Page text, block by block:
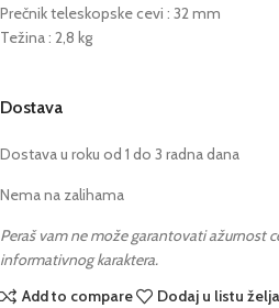
Prečnik teleskopske cevi : 32 mm
Težina : 2,8 kg
Dostava
Dostava u roku od 1 do 3 radna dana
Nema na zalihama
Peraš vam ne može garantovati ažurnost
informativnog karaktera.
Add to compare
Dodaj u listu želja